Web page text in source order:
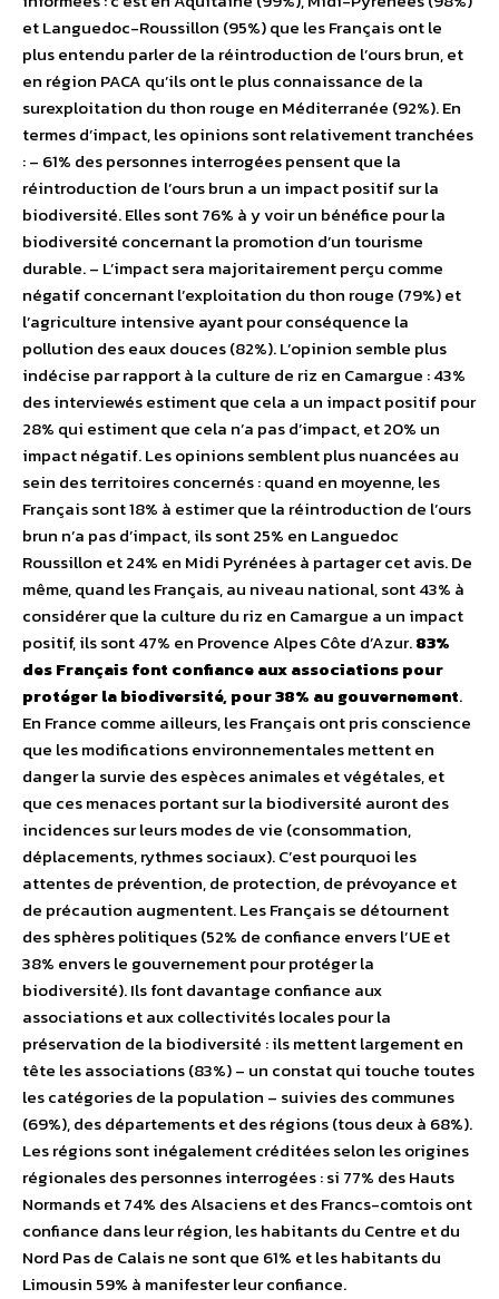
et Languedoc-Roussillon (95%) que les Français ont le
plus entendu parler de la réintroduction de l’ours brun, et
en région PACA qu’ils ont le plus connaissance de la
surexploitation du thon rouge en Méditerranée (92%). En
termes d’impact, les opinions sont relativement tranchées
: – 61% des personnes interrogées pensent que la
réintroduction de l’ours brun a un impact positif sur la
biodiversité. Elles sont 76% à y voir un bénéfice pour la
biodiversité concernant la promotion d’un tourisme
durable. – L’impact sera majoritairement perçu comme
négatif concernant l’exploitation du thon rouge (79%) et
l’agriculture intensive ayant pour conséquence la
pollution des eaux douces (82%). L’opinion semble plus
indécise par rapport à la culture de riz en Camargue : 43%
des interviewés estiment que cela a un impact positif pour
28% qui estiment que cela n’a pas d’impact, et 20% un
impact négatif. Les opinions semblent plus nuancées au
sein des territoires concernés : quand en moyenne, les
Français sont 18% à estimer que la réintroduction de l’ours
brun n’a pas d’impact, ils sont 25% en Languedoc
Roussillon et 24% en Midi Pyrénées à partager cet avis. De
même, quand les Français, au niveau national, sont 43% à
considérer que la culture du riz en Camargue a un impact
positif, ils sont 47% en Provence Alpes Côte d’Azur.83%
des Français font confiance aux associations pour
protéger la biodiversité, pour 38% au gouvernement.
En France comme ailleurs, les Français ont pris conscience
que les modifications environnementales mettent en
danger la survie des espèces animales et végétales, et
que ces menaces portant sur la biodiversité auront des
incidences sur leurs modes de vie (consommation,
déplacements, rythmes sociaux). C’est pourquoi les
attentes de prévention, de protection, de prévoyance et
de précaution augmentent. Les Français se détournent
des sphères politiques (52% de confiance envers l’UE et
38% envers le gouvernement pour protéger la
biodiversité). Ils font davantage confiance aux
associations et aux collectivités locales pour la
préservation de la biodiversité : ils mettent largement en
tête les associations (83%) – un constat qui touche toutes
les catégories de la population – suivies des communes
(69%), des départements et des régions (tous deux à 68%).
Les régions sont inégalement créditées selon les origines
régionales des personnes interrogées : si 77% des Hauts
Normands et 74% des Alsaciens et des Francs-comtois ont
confiance dans leur région, les habitants du Centre et du
Nord Pas de Calais ne sont que 61% et les habitants du
Limousin 59% à manifester leur confiance.